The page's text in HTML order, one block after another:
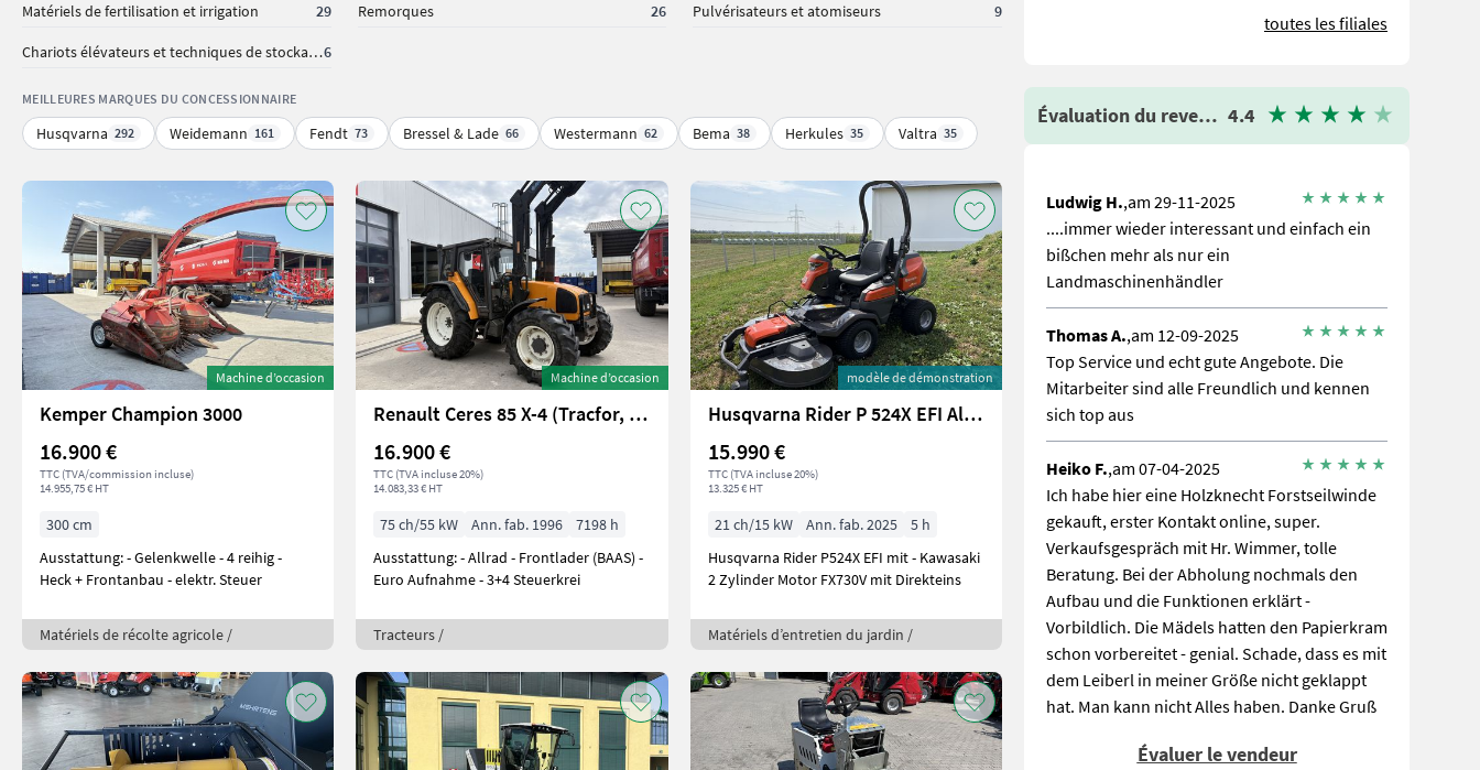
Matériels de fertilisation et irrigation 29 Remorques 26 Pulvérisateurs et atomiseurs 9
Chariots élévateurs et techniques de stockage6
MEILLEURES MARQUES DU CONCESSIONNAIRE
Husqvarna 292 Weidemann 161 Fendt 73 Bressel & Lade 66 Westermann 62 Bema 38 Herkules 35 Valtra 35
Machine d’occasion
Kemper Champion 3000
16.900 €
TTC (TVA/commission incluse)
14.955,75 € HT
300 cm
Ausstattung: - Gelenkwelle - 4 reihig -
Heck + Frontanbau - elektr. Steuer
Matériels de récolte agricole /
Machine d’occasion
Renault Ceres 85 X-4 (Tracfor, Tr.sp.)
16.900 €
TTC (TVA incluse 20%)
14.083,33 € HT
75 ch/55 kW Ann. fab. 1996
7198 h
Ausstattung: - Allrad - Frontlader (BAAS) -
Euro Aufnahme - 3+4 Steuerkrei
Tracteurs /
modèle de démonstration
Husqvarna Rider P 524X EFI Allrad 137X Mähdeck Vorführer
15.990 €
TTC (TVA incluse 20%)
13.325 € HT
21 ch/15 kW Ann. fab. 2025
5 h
Husqvarna Rider P524X EFI mit - Kawasaki
2 Zylinder Motor FX730V mit Direkteins
Matériels d’entretien du jardin /
toutes les filiales
Évaluation du revendeur 4.4
Ludwig H.,am 29-11-2025
....immer wieder interessant und einfach ein
bißchen mehr als nur ein
Landmaschinenhändler
Thomas A.,am 12-09-2025
Top Service und echt gute Angebote. Die
Mitarbeiter sind alle Freundlich und kennen
sich top aus
Heiko F.,am 07-04-2025
Ich habe hier eine Holzknecht Forstseilwinde
gekauft, erster Kontakt online, super.
Verkaufsgespräch mit Hr. Wimmer, tolle
Beratung. Bei der Abholung nochmals den
Aufbau und die Funktionen erklärt -
Vorbildlich. Die Mädels hatten den Papierkram
schon vorbereitet - genial. Schade, dass es mit
dem Leiberl in meiner Größe nicht geklappt
hat. Man kann nicht Alles haben. Danke Gruß
Évaluer le vendeur